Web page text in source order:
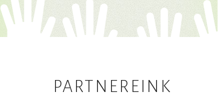
PARTNEREINK